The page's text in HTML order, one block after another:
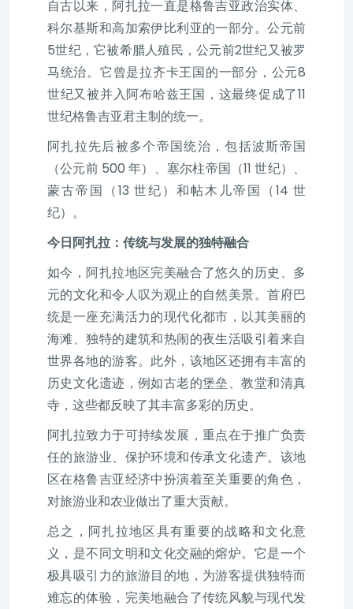
自古以来，阿扎拉一直是格鲁吉亚政治实体、
科尔基斯和高加索伊比利亚的一部分。公元前
5世纪，它被希腊人殖民，公元前2世纪又被罗
马统治。它曾是拉齐卡王国的一部分，公元8
世纪又被并入阿布哈兹王国，这最终促成了11
世纪格鲁吉亚君主制的统一。
阿扎拉先后被多个帝国统治，包括波斯帝国
（公元前 500 年）、塞尔柱帝国（11 世纪）、
蒙古帝国（13 世纪）和帖木儿帝国（14 世
纪）。
今日阿扎拉：传统与发展的独特融合
如今，阿扎拉地区完美融合了悠久的历史、多
元的文化和令人叹为观止的自然美景。首府巴
统是一座充满活力的现代化都市，以其美丽的
海滩、独特的建筑和热闹的夜生活吸引着来自
世界各地的游客。此外，该地区还拥有丰富的
历史文化遗迹，例如古老的堡垒、教堂和清真
寺，这些都反映了其丰富多彩的历史。
阿扎拉致力于可持续发展，重点在于推广负责
任的旅游业、保护环境和传承文化遗产。该地
区在格鲁吉亚经济中扮演着至关重要的角色，
对旅游业和农业做出了重大贡献。
总之，阿扎拉地区具有重要的战略和文化意
义，是不同文明和文化交融的熔炉。它是一个
极具吸引力的旅游目的地，为游客提供独特而
难忘的体验，完美地融合了传统风貌与现代发